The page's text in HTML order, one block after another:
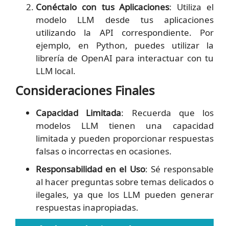
Conéctalo con tus Aplicaciones: Utiliza el
modelo LLM desde tus aplicaciones
utilizando la API correspondiente. Por
ejemplo, en Python, puedes utilizar la
librería de OpenAI para interactuar con tu
LLM local.
Consideraciones Finales
Capacidad Limitada: Recuerda que los
modelos LLM tienen una capacidad
limitada y pueden proporcionar respuestas
falsas o incorrectas en ocasiones.
Responsabilidad en el Uso: Sé responsable
al hacer preguntas sobre temas delicados o
ilegales, ya que los LLM pueden generar
respuestas inapropiadas.